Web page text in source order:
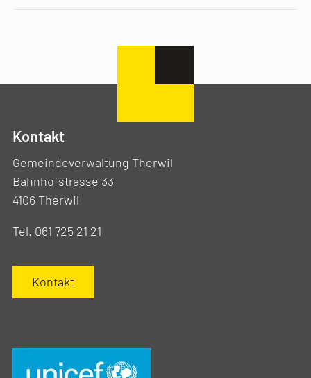
Kontakt
Gemeindeverwaltung Therwil
Bahnhofstrasse 33
4106 Therwil
Tel. 061 725 21 21
Kontakt